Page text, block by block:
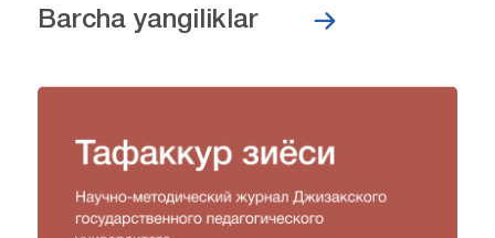
Barcha yangiliklar